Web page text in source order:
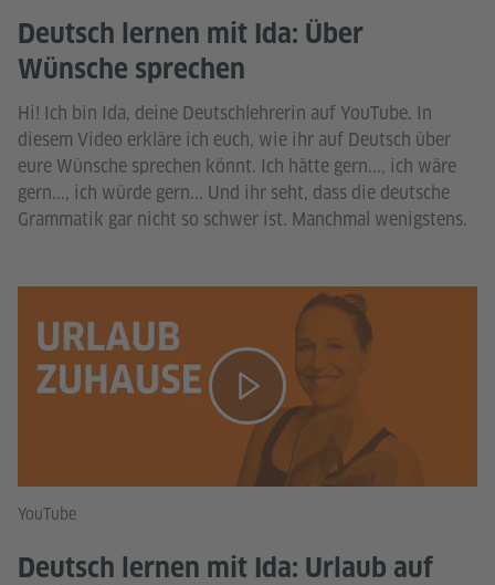
Deutsch lernen mit Ida: Über
Wünsche sprechen
Hi! Ich bin Ida, deine Deutschlehrerin auf YouTube. In
diesem Video erkläre ich euch, wie ihr auf Deutsch über
eure Wünsche sprechen könnt. Ich hätte gern..., ich wäre
gern..., ich würde gern... Und ihr seht, dass die deutsche
Grammatik gar nicht so schwer ist. Manchmal wenigstens.
YouTube
Deutsch lernen mit Ida: Urlaub auf